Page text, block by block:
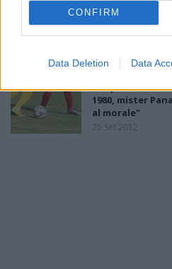
CONFIRM
Data Deletion Data
Uragano Pirri,
imparando a
Tre punti
1980, mister
al morale"
25 Set 2012